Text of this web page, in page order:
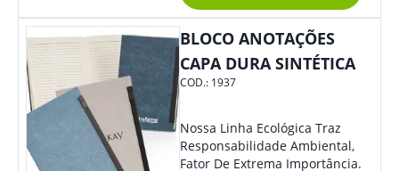
BLOCO ANOTAÇÕES
CAPA DURA SINTÉTICA
COD.: 1937
Nossa Linha Ecológica Traz
Responsabilidade Ambiental,
Fator De Extrema Importância.